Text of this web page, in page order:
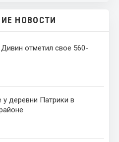
НОВОСТИ
отметил свое 560-
деревни Патрики в